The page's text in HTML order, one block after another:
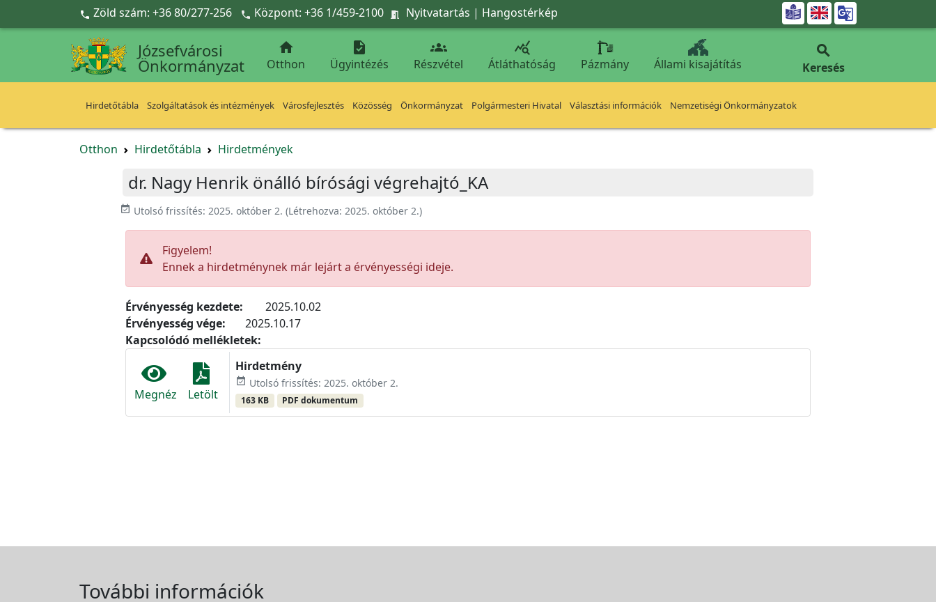
Ugrás a fő tartalomra
 Zöld szám: +36 80/277-256  Központ: +36 1/459-2100  Nyitvatartás | Hangostérkép 
Józsefvárosi
Önkormányzat

Otthon

Ügyintézés

Részvétel

Átláthatóság Pázmány Állami kisajátítás

Keresés
Hirdetőtábla Szolgáltatások és intézmények Városfejlesztés Közösség Önkormányzat Polgármesteri Hivatal Választási információk Nemzetiségi Önkormányzatok
Otthon Hirdetőtábla Hirdetmények
dr. Nagy Henrik önálló bírósági végrehajtó_KA
event_available Utolsó frissítés: 2025. október 2. (Létrehozva: 2025. október 2.)
Figyelem!
Ennek a hirdetménynek már lejárt a érvényességi ideje.
Érvényesség kezdete:
2025.10.02
Érvényesség vége:
2025.10.17
Kapcsolódó mellékletek:
Megnéz Letölt
Hirdetmény
event_available Utolsó frissítés: 2025. október 2.
163 KB PDF dokumentum
További információk